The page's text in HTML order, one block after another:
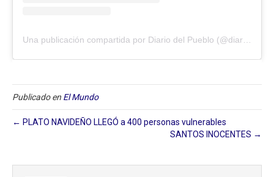
Publicado en El Mundo
← PLATO NAVIDEÑO LLEGÓ a 400 personas vulnerables
SANTOS INOCENTES →